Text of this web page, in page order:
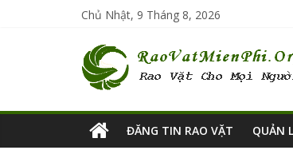
Chủ Nhật, 9 Tháng 8, 2026
ĐĂNG TIN RAO VẶT QUẢN